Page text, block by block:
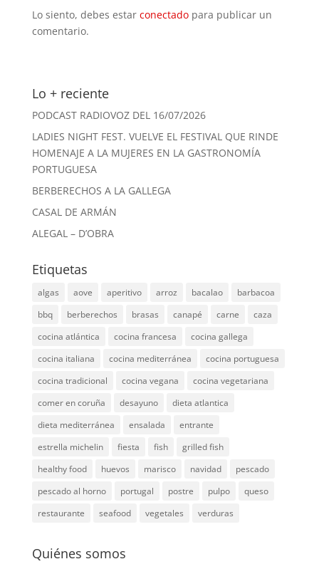
Lo siento, debes estar conectadopara publicar un
comentario.
Lo + reciente
PODCAST RADIOVOZ DEL 16/07/2026
LADIES NIGHT FEST. VUELVE EL FESTIVAL QUE RINDE
HOMENAJE A LA MUJERES EN LA GASTRONOMÍA
PORTUGUESA
BERBERECHOS A LA GALLEGA
CASAL DE ARMÁN
ALEGAL – D’OBRA
Etiquetas
algas aove aperitivo arroz bacalao
barbacoa
bbq
berberechos brasas canapé carne
caza
cocina atlántica
cocina francesa
cocina gallega
cocina italiana
cocina mediterránea
cocina portuguesa
cocina tradicional
cocina vegana
cocina vegetariana
comer en coruña
desayuno
dieta atlantica
dieta mediterránea
ensalada
entrante
estrella michelin
fiesta fish
grilled fish
healthy food
huevos marisco navidad
pescado
pescado al horno
portugal postre pulpo
queso
restaurante
seafood vegetales verduras
Quiénes somos